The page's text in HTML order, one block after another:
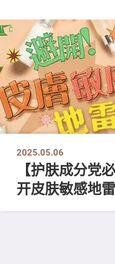
2025.05.06
【护肤成分党
开皮肤敏感地雷